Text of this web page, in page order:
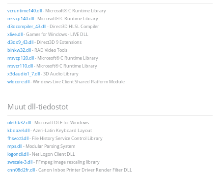
vcruntime140.dll- Microsoft® C Runtime Library
msvcp140.dll- Microsoft® C Runtime Library
d3dcompiler_43.dll- Direct3D HLSL Compiler
xlive.dll- Games for Windows - LIVE DLL
d3dx9_43.dll- Direct3D 9 Extensions
binkw32.dll- RAD Video Tools
msvcp120.dll- Microsoft® C Runtime Library
msvcr110.dll- Microsoft® C Runtime Library
x3daudio1_7.dll- 3D Audio Library
wldcore.dll- Windows Live Client Shared Platform Module
Muut dll-tiedostot
olethk32.dll- Microsoft OLE for Windows
kbdazel.dll- Azeri-Latin Keyboard Layout
fhsvcctl.dll- File History Service Control Library
mps.dll- Modular Parsing System
logoncli.dll- Net Logon Client DLL
swscale-3.dll- FFmpeg image rescaling library
cnn08cl2fr.dll- Canon Inbox Printer Driver Render Filter DLL